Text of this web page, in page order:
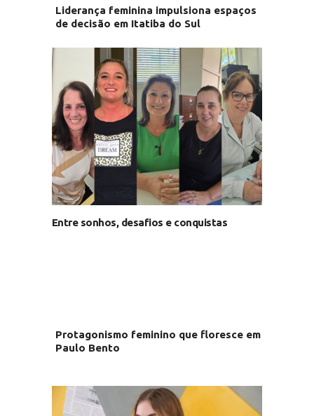
Liderança feminina impulsiona espaços
de decisão em Itatiba do Sul
Entre sonhos, desafios e conquistas
Protagonismo feminino que floresce em
Paulo Bento